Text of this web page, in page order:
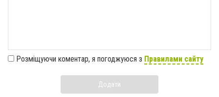
Розміщуючи коментар, я погоджуюся з Правилами сайту
Додати